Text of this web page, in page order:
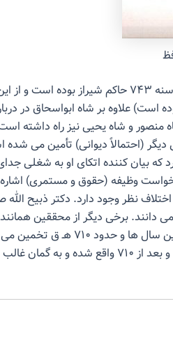
شاه مسعود تنها کمتر از یکسال و در سنه ۷۴۳ حاکم
است) علاوه بر شاه ابواسحاق در
منصور و شاه یحیی نیز راه داشته
دیگر (احتمالاً دیوانی) تأمین می
که بیان کننده اتکای او به شغلی
وظیفه (حقوق و مستمری) اشاره
هـ ق و دکتر قاسم غنی آن را در ۷۱۷ می دانند. برخی دیگر از
قطعهای از حافظ ولادت او را قبل از